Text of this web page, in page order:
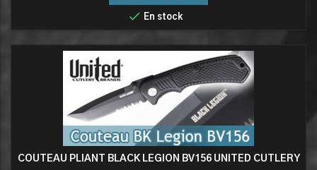
 En stock
COUTEAU PLIANT BLACK LEGION BV156 UNITED CUTLERY